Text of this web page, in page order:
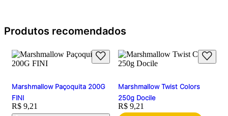
Produtos recomendados
Marshmallow Paçoquita 200G
FINI
Price:
R$ 9,21
Marshmallow Twist Colors
250g Docile
Price:
R$ 9,21